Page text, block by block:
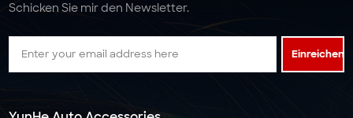
Schicken Sie mir den Newsletter.
Einreichen